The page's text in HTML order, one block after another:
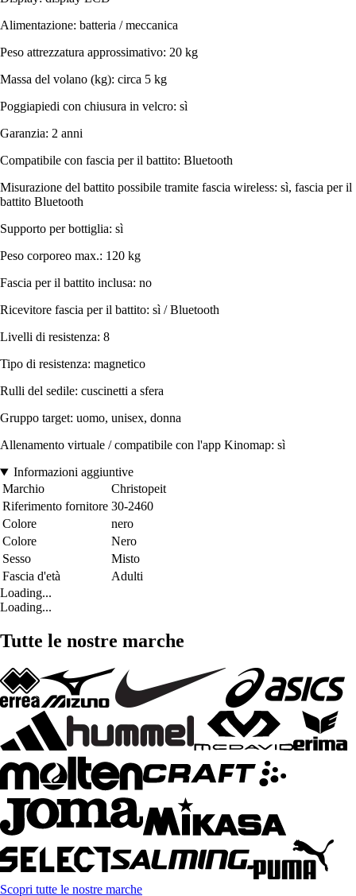
Alimentazione: batteria / meccanica
Peso attrezzatura approssimativo: 20 kg
Massa del volano (kg): circa 5 kg
Poggiapiedi con chiusura in velcro: sì
Garanzia: 2 anni
Compatibile con fascia per il battito: Bluetooth
Misurazione del battito possibile tramite fascia wireless: sì, fascia per il
battito Bluetooth
Supporto per bottiglia: sì
Peso corporeo max.: 120 kg
Fascia per il battito inclusa: no
Ricevitore fascia per il battito: sì / Bluetooth
Livelli di resistenza: 8
Tipo di resistenza: magnetico
Rulli del sedile: cuscinetti a sfera
Gruppo target: uomo, unisex, donna
Allenamento virtuale / compatibile con l'app Kinomap: sì
Informazioni aggiuntive
Marchio
Christopeit
Riferimento fornitore 30-2460
Colore
nero
Colore
Nero
Sesso
Misto
Fascia d'età
Adulti
Loading...
Loading...
Tutte le nostre marche
Scopri tutte le nostre marche